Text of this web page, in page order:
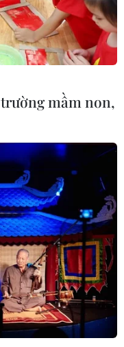
in
mầm non,